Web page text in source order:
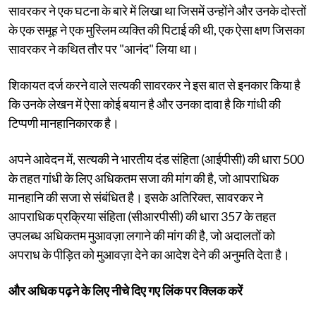
सावरकर ने एक घटना के बारे में लिखा था जिसमें उन्होंने और उनके दोस्तों
के एक समूह ने एक मुस्लिम व्यक्ति की पिटाई की थी, एक ऐसा क्षण जिसका
सावरकर ने कथित तौर पर "आनंद" लिया था।
शिकायत दर्ज करने वाले सत्यकी सावरकर ने इस बात से इनकार किया है
कि उनके लेखन में ऐसा कोई बयान है और उनका दावा है कि गांधी की
टिप्पणी मानहानिकारक है।
अपने आवेदन में, सत्यकी ने भारतीय दंड संहिता (आईपीसी) की धारा 500
के तहत गांधी के लिए अधिकतम सजा की मांग की है, जो आपराधिक
मानहानि की सजा से संबंधित है। इसके अतिरिक्त, सावरकर ने
आपराधिक प्रक्रिया संहिता (सीआरपीसी) की धारा 357 के तहत
उपलब्ध अधिकतम मुआवज़ा लगाने की मांग की है, जो अदालतों को
अपराध के पीड़ित को मुआवज़ा देने का आदेश देने की अनुमति देता है।
और अधिक पढ़ने के लिए नीचे दिए गए लिंक पर क्लिक करें